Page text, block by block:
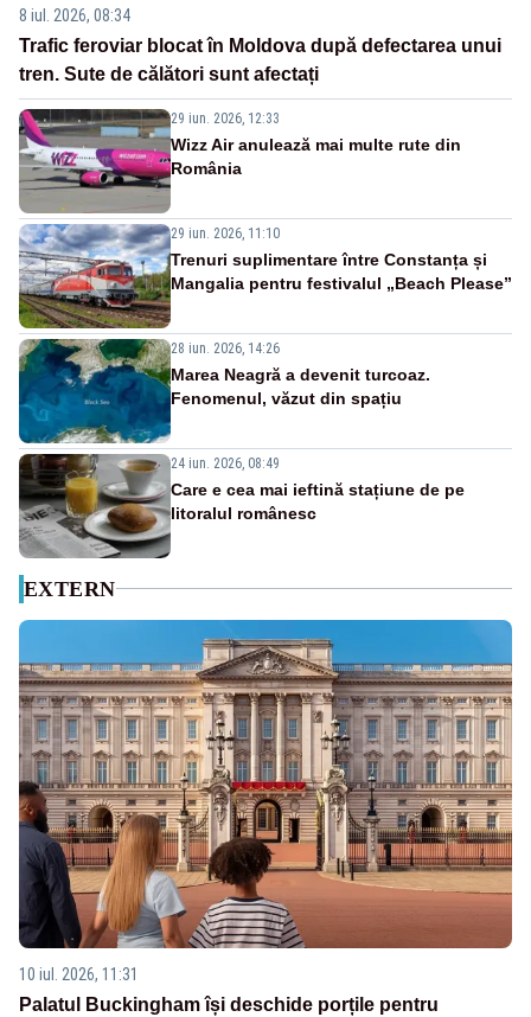
8 iul. 2026, 08:34
Trafic feroviar blocat în Moldova după defectarea unui
tren. Sute de călători sunt afectați
29 iun. 2026, 12:33
Wizz Air anulează mai multe rute din
România
29 iun. 2026, 11:10
Trenuri suplimentare între Constanța și
Mangalia pentru festivalul „Beach Please”
28 iun. 2026, 14:26
Marea Neagră a devenit turcoaz.
Fenomenul, văzut din spațiu
24 iun. 2026, 08:49
Care e cea mai ieftină stațiune de pe
litoralul românesc
EXTERN
10 iul. 2026, 11:31
Palatul Buckingham își deschide porțile pentru